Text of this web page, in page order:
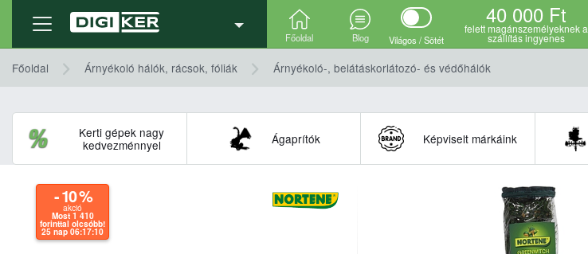
Főoldal Blog Világos / Sötét
40 000 Ft
felett magánszemélyeknek a
szállítás ingyenes
Főoldal Árnyékoló hálók, rácsok, fóliák Árnyékoló-, belátáskorlátozó- és védőhálók
Kerti gépek nagy
kedvezménnyel
Ágaprítók Képviselt márkáink
- 10%
akció
Most 1 410
forinttal olcsóbb!
25 nap 06:17:09
Termék adatlap Részletek, technikai adatok Variációk